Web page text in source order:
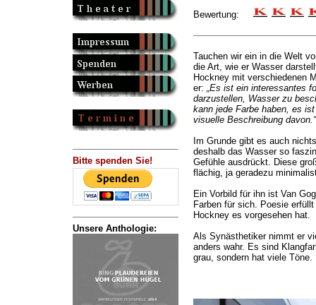
Bitte spenden Sie!
Unsere Anthologie:
Bewertung:
Tauchen wir ein in die Welt
die Art, wie er Wasser
Hockney mit verschiedenen
er: „Es ist ein interessantes
darzustellen, Wasser zu
kann jede Farbe haben, es
visuelle Beschreibung davon.“
Im Grunde gibt es auch
deshalb das Wasser so
Gefühle ausdrückt. Diese
flächig, ja geradezu
Ein Vorbild für ihn ist Van
Farben für sich. Poesie
Hockney es vorgesehen hat.
Als Synästhetiker nimmt er
anders wahr. Es sind
grau, sondern hat viele Töne.